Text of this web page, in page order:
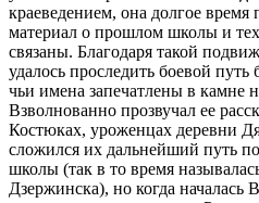
краеведением, она долгое время
материал о прошлом школы и
связаны. Благодаря такой
удалось проследить боевой
чьи имена запечатлены в камне
Взволнованно прозвучал ее
Костюках, уроженцах деревни
сложился их дальнейший путь
школы (так в то время
Дзержинска), но когда началась